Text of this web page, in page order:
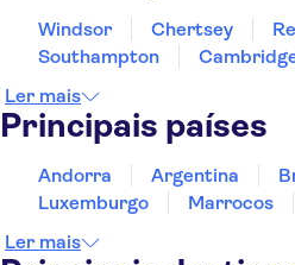
Windsor Chertsey
Southampton
Ler mais
Principais países
Andorra Argentina
Luxemburgo
Marrocos
Ler mais